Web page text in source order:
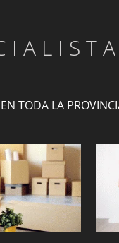
TODA LA